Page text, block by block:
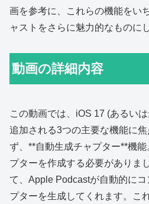
画を参考に、これらの機能をい
ャストをさらに魅力的なものに
動画の詳細内容
この動画では、iOS 17 (あるい
追加される3つの主要な機能に
ず、**自動生成チャプター**機
プターを作成する必要がありま
て、Apple Podcastが自動的に
プターを生成してくれます。こ